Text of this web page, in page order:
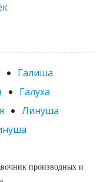
Галиша
Галуха
Линуша
производных и